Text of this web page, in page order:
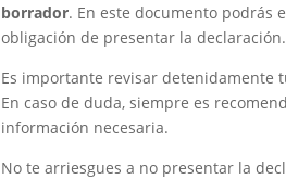
borrador. En este documento podrás
obligación de presentar la declaración.
Es importante revisar detenidamente
En caso de duda, siempre es
información necesaria.
No te arriesgues a no presentar la